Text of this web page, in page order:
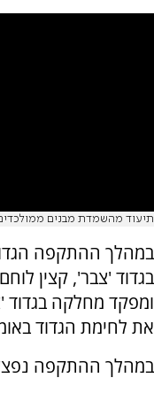
תיעוד מהשמדת מבנים
במהלך ההתקפה
בגדוד 'צבר', קצין
ומפקד מחלקה בגדוד
את לחימת הגדוד
במהלך ההתקפה